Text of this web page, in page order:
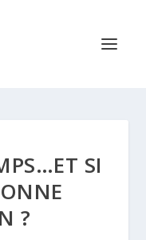
SI
?